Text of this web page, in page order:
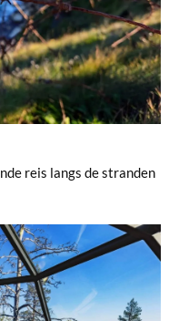
reis langs de stranden